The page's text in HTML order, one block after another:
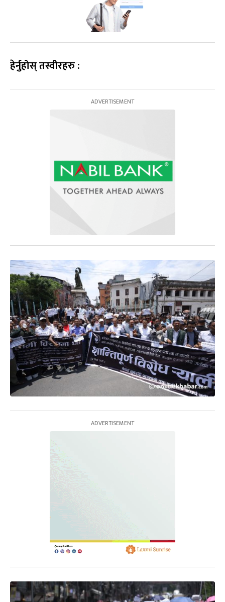
हेर्नुहोस् तस्वीरहरु :